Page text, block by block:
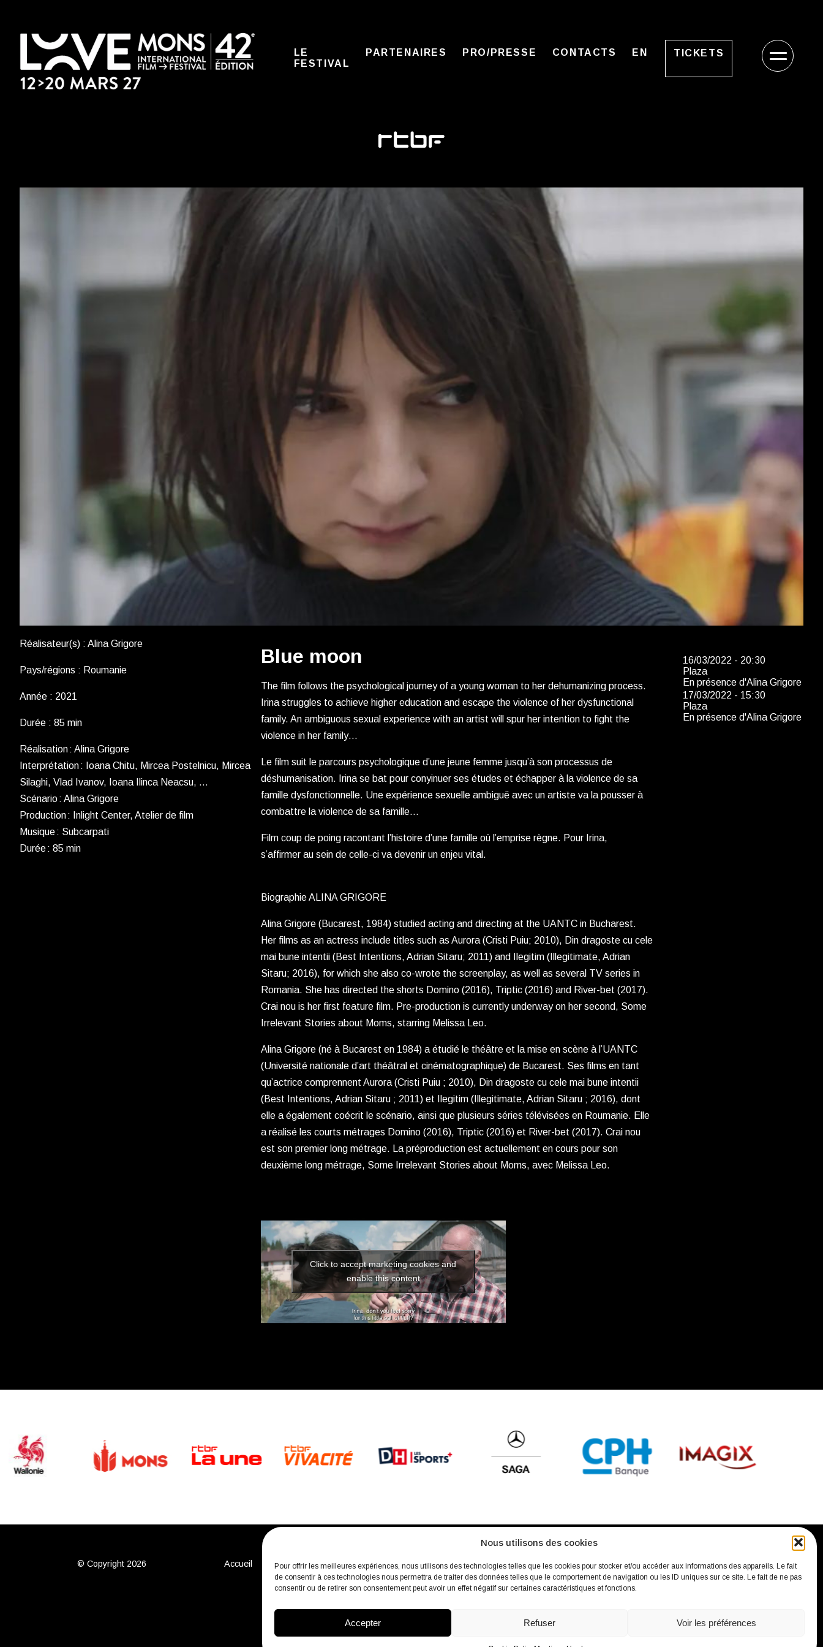
Nous utilisons des cookies
Pour offrir les meilleures expériences, nous utilisons des technologies telles que les cookies pour stocker et/ou accéder aux informations des appareils. Le fait
de consentir à ces technologies nous permettra de traiter des données telles que le comportement de navigation ou les ID uniques sur ce site. Le fait de ne pas
consentir ou de retirer son consentement peut avoir un effet négatif sur certaines caractéristiques et fonctions.
Accepter Refuser Voir les préférences
LE
FESTIVAL
PARTENAIRES PRO/PRESSE CONTACTS EN TICKETS
Réalisateur(s) : Alina Grigore
Pays/régions : Roumanie
Année : 2021
Durée : 85 min
Réalisation : Alina Grigore
Interprétation : Ioana Chitu, Mircea Postelnicu, Mircea
Silaghi, Vlad Ivanov, Ioana Ilinca Neacsu, …
Scénario : Alina Grigore
Production : Inlight Center, Atelier de film
Musique : Subcarpati
Durée : 85 min
Blue moon
The film follows the psychological journey of a young woman to her dehumanizing process.
Irina struggles to achieve higher education and escape the violence of her dysfunctional
family. An ambiguous sexual experience with an artist will spur her intention to fight the
violence in her family…
Le film suit le parcours psychologique d’une jeune femme jusqu’à son processus de
déshumanisation. Irina se bat pour conyinuer ses études et échapper à la violence de sa
famille dysfonctionnelle. Une expérience sexuelle ambiguë avec un artiste va la pousser à
combattre la violence de sa famille…
Film coup de poing racontant l’histoire d’une famille où l’emprise règne. Pour Irina,
s’affirmer au sein de celle-ci va devenir un enjeu vital.
Biographie ALINA GRIGORE
Alina Grigore (Bucarest, 1984) studied acting and directing at the UANTC in Bucharest.
Her films as an actress include titles such as Aurora (Cristi Puiu; 2010), Din dragoste cu cele
mai bune intentii (Best Intentions, Adrian Sitaru; 2011) and Ilegitim (Illegitimate, Adrian
Sitaru; 2016), for which she also co-wrote the screenplay, as well as several TV series in
Romania. She has directed the shorts Domino (2016), Triptic (2016) and River-bet (2017).
Crai nou is her first feature film. Pre-production is currently underway on her second, Some
Irrelevant Stories about Moms, starring Melissa Leo.
Alina Grigore (né à Bucarest en 1984) a étudié le théâtre et la mise en scène à l’UANTC
(Université nationale d’art théâtral et cinématographique) de Bucarest. Ses films en tant
qu’actrice comprennent Aurora (Cristi Puiu ; 2010), Din dragoste cu cele mai bune intentii
(Best Intentions, Adrian Sitaru ; 2011) et Ilegitim (Illegitimate, Adrian Sitaru ; 2016), dont
elle a également coécrit le scénario, ainsi que plusieurs séries télévisées en Roumanie. Elle
a réalisé les courts métrages Domino (2016), Triptic (2016) et River-bet (2017). Crai nou
est son premier long métrage. La préproduction est actuellement en cours pour son
deuxième long métrage, Some Irrelevant Stories about Moms, avec Melissa Leo.
Click to accept marketing cookies and
enable this content
16/03/2022 - 20:30
Plaza
En présence d'Alina Grigore
17/03/2022 - 15:30
Plaza
En présence d'Alina Grigore
© Copyright 2026 Accueil À propos Archives Charte environnementale Politique de confidentialité Mentions légales Contact